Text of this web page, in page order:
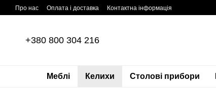
Перейти до основного контенту
Про нас Оплата і доставка Контактна інформація
+380 800 304 216
Меблі Келихи Столові прибори